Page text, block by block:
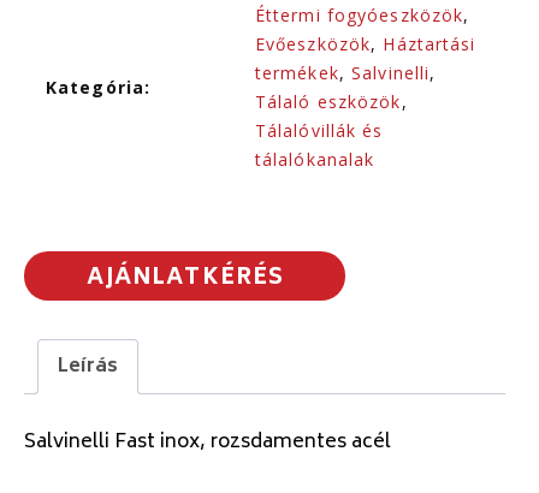
Kategória:
Éttermi fogyóeszközök,
Evőeszközök, Háztartási
termékek,Salvinelli,
Tálaló eszközök,
Tálalóvillák és
tálalókanalak
AJÁNLATKÉRÉS
Leírás
Salvinelli Fast inox, rozsdamentes acél